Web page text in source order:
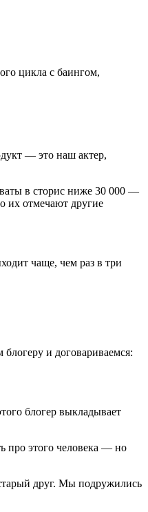
цикла с баингом,
— это наш актер,
в сторис ниже 30 000 —
их отмечают другие
чаще, чем раз в три
и договариваемся:
блогер выкладывает
про этого человека — но
друг. Мы подружились